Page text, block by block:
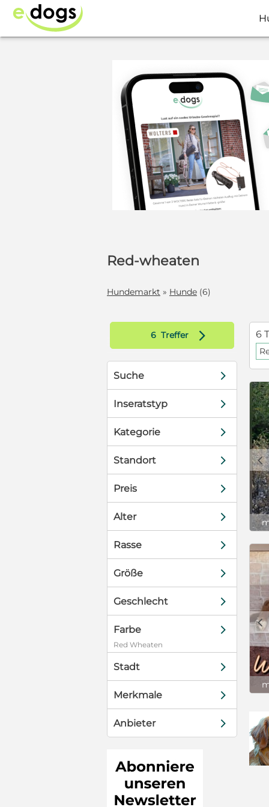
Red-wheaten
Hundemarkt » Hunde (6)
6 Treffer d
Suche d
Inseratstyp d
Kategorie d
Standort d
Preis d
Alter d
Rasse d
Größe d
Geschlecht d
Farbe d
Red Wheaten
Stadt d
Merkmale d
Anbieter d
6
c
c